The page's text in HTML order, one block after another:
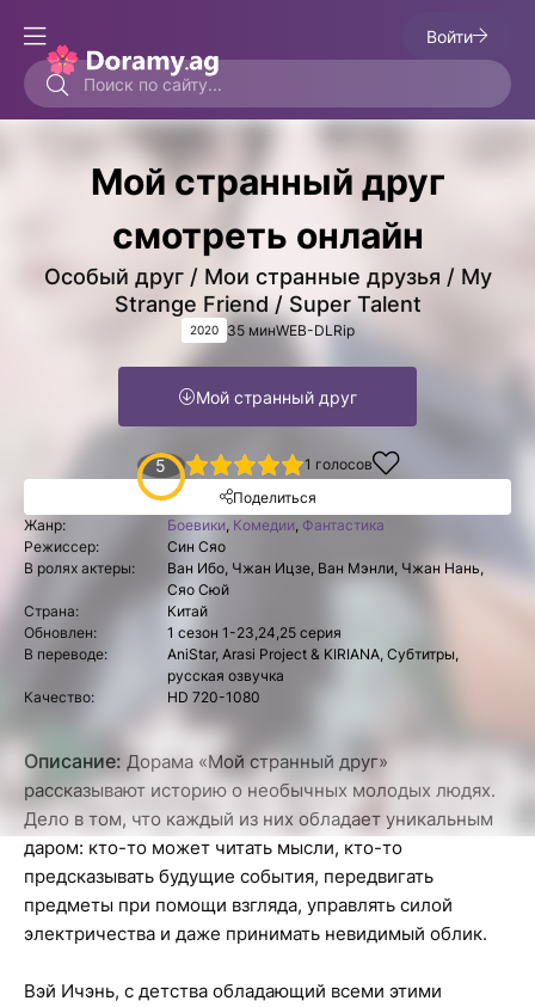
Войти
Мой странный друг
смотреть онлайн
Особый друг / Мои странные друзья / My
Strange Friend / Super Talent
2020 35 минWEB-DLRip
Мой странный друг
5
4 5 1 голосов
Поделиться
Жанр:
Боевики, Комедии, Фантастика
Режиссер:
Син Сяо
В ролях актеры:
Ван Ибо, Чжан Ицзе, Ван Мэнли, Чжан Нань,
Сяо Сюй
Страна:
Китай
Обновлен:
1 сезон 1-23,24,25 серия
В переводе:
AniStar, Arasi Project & KIRIANA, Субтитры,
русская озвучка
Качество:
HD 720-1080
Описание: Дорама «Мой странный друг»
рассказывают историю о необычных молодых людях.
Дело в том, что каждый из них обладает уникальным
даром: кто-то может читать мысли, кто-то
предсказывать будущие события, передвигать
предметы при помощи взгляда, управлять силой
электричества и даже принимать невидимый облик.
Вэй Ичэнь, с детства обладающий всеми этими